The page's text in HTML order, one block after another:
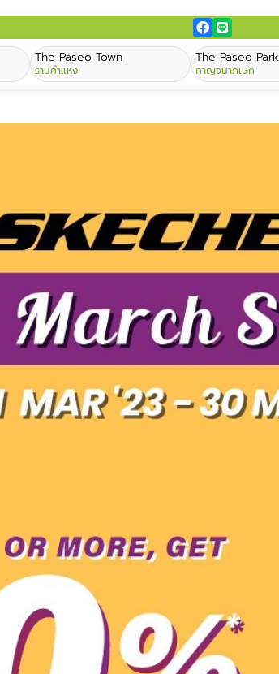
The Paseo Town
รามคำแหง
The Paseo Park
กาญจนาภิเษก